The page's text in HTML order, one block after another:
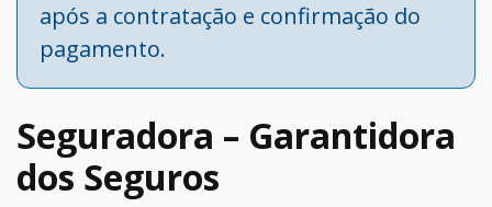
após a contratação e confirmação do
pagamento.
Seguradora – Garantidora
dos Seguros